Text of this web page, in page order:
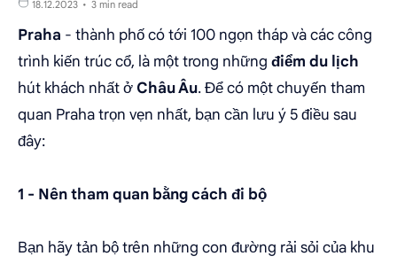
3 min read
Praha - thành phố có tới 100 ngọn tháp và các công
trình kiến trúc cổ, là một trong những điểm du lịch
hút khách nhất ở Châu Âu.Để có một chuyến tham
quan Praha trọn vẹn nhất, bạn cần lưu ý 5 điều sau
đây:
1 - Nên tham quan bằng cách đi bộ
Bạn hãy tản bộ trên những con đường rải sỏi của khu